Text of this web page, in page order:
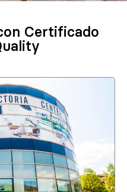
Certificado